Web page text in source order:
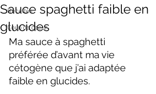
Recettes
Coup de coeur
Sauce spaghetti faible en
glucides
Ma sauce à spaghetti
préférée d’avant ma vie
cétogène que j’ai adaptée
faible en glucides.